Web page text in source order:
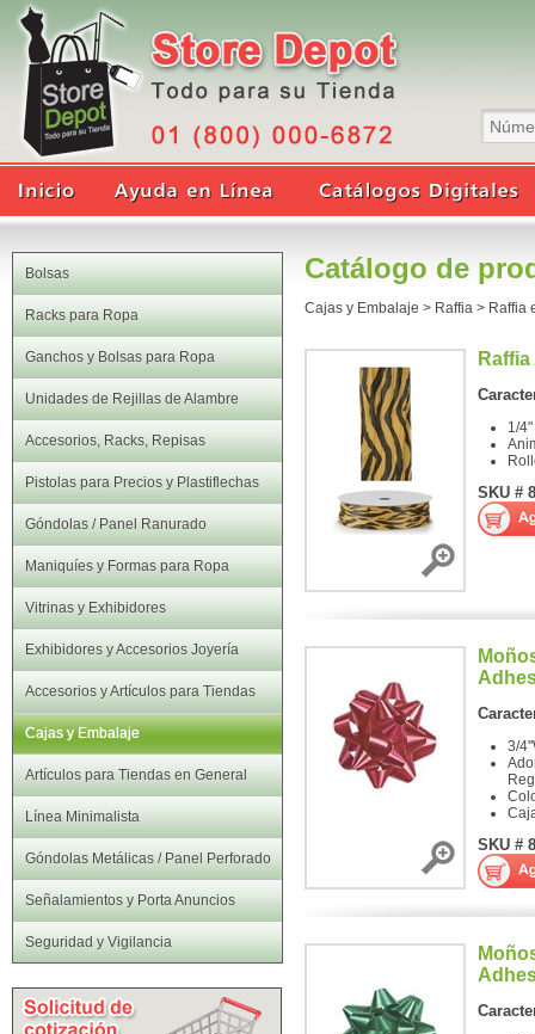
Bolsas
Racks para Ropa
Ganchos y Bolsas para Ropa
Unidades de Rejillas de Alambre
Accesorios, Racks, Repisas
Pistolas para Precios y Plastiflechas
Góndolas / Panel Ranurado
Maniquíes y Formas para Ropa
Vitrinas y Exhibidores
Exhibidores y Accesorios Joyería
Accesorios y Artículos para Tiendas
Cajas y Embalaje
Artículos para Tiendas en General
Línea Minimalista
Góndolas Metálicas / Panel Perforado
Señalamientos y Porta Anuncios
Seguridad y Vigilancia
Catálogo de
Cajas y Embalaje > Raffia > Raffia
1/
SKU #
3/
SKU #